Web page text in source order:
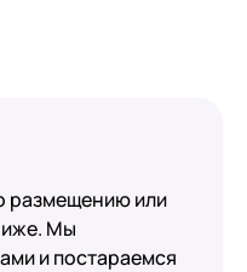
размещению или
Мы
и постараемся